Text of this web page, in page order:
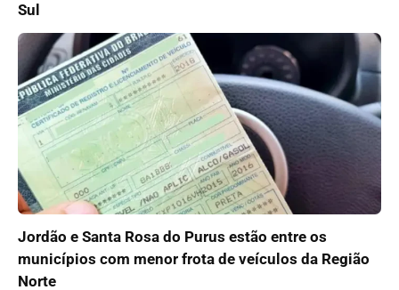
Sul
Jordão e Santa Rosa do Purus estão entre os
municípios com menor frota de veículos da Região
Norte